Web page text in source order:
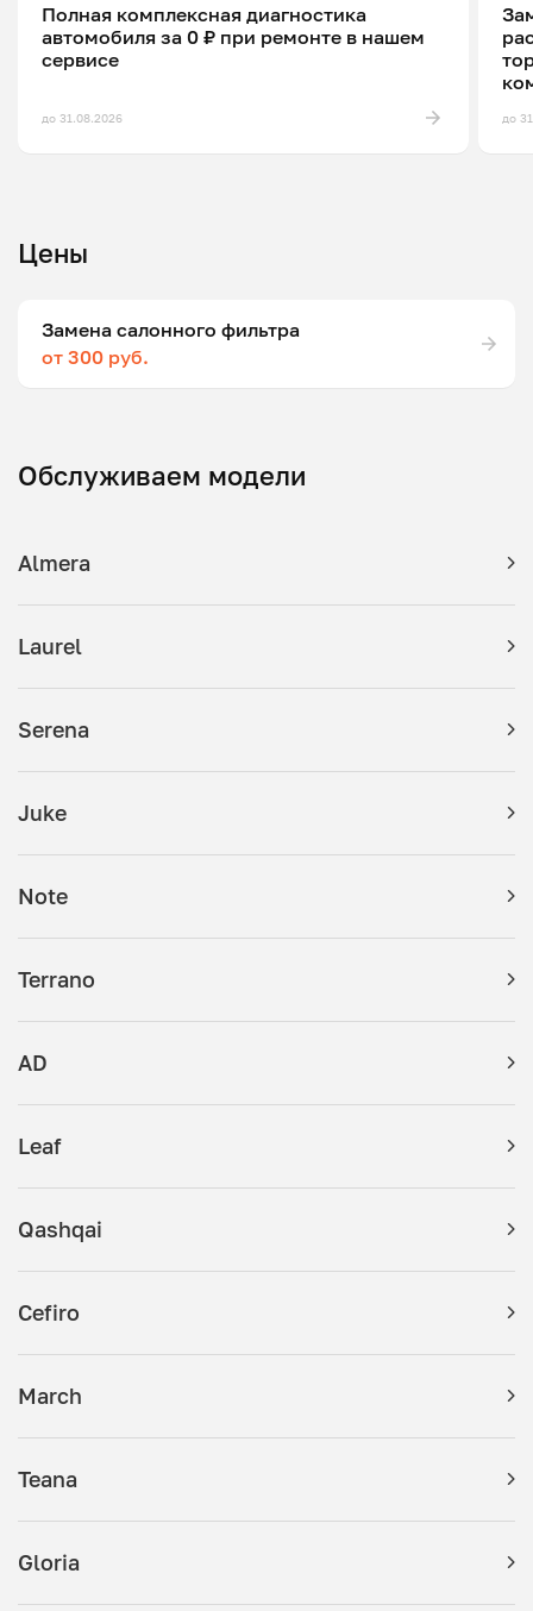
Полная комплексная диагностика
автомобиля за 0 ₽ при ремонте в нашем
сервисе
до 31.08.2026 до
Цены
Замена салонного фильтра
от 300 руб.
Обслуживаем модели
Almera
Laurel
Serena
Juke
Note
Terrano
AD
Leaf
Qashqai
Cefiro
March
Teana
Gloria